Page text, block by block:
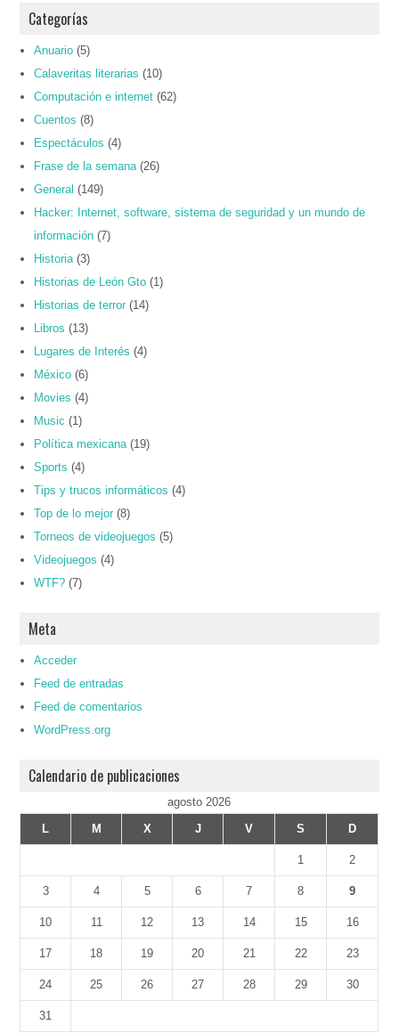
Categorías
Anuario (5)
Calaveritas literarias (10)
Computación e internet (62)
Cuentos (8)
Espectáculos (4)
Frase de la semana (26)
General (149)
Hacker: Internet, software, sistema de seguridad y un mundo de
información (7)
Historia (3)
Historias de León Gto (1)
Historias de terror (14)
Libros (13)
Lugares de Interés (4)
México (6)
Movies (4)
Music (1)
Política mexicana (19)
Sports (4)
Tips y trucos informáticos (4)
Top de lo mejor (8)
Torneos de videojuegos (5)
Videojuegos (4)
WTF? (7)
Meta
Acceder
Feed de entradas
Feed de comentarios
WordPress.org
Calendario de publicaciones
agosto 2026
L
M X J V S D
1 2
3 4 5 6 7 8 9
10 11 12 13 14 15 16
17 18 19 20 21 22 23
24 25 26 27 28 29 30
31